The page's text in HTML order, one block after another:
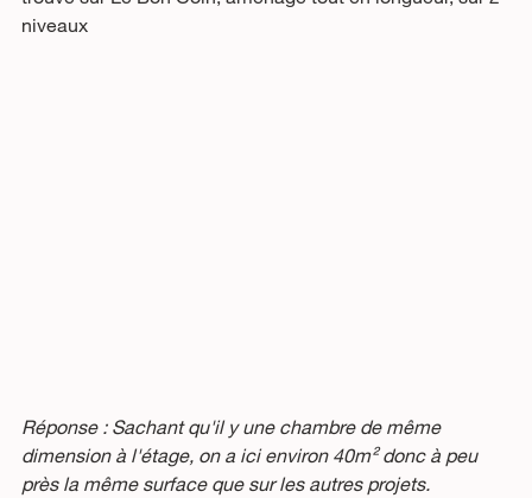
niveaux
Réponse : Sachant qu'il y une chambre de même
dimension à l'étage, on a ici environ 40m² donc à peu
près la même surface que sur les autres projets.